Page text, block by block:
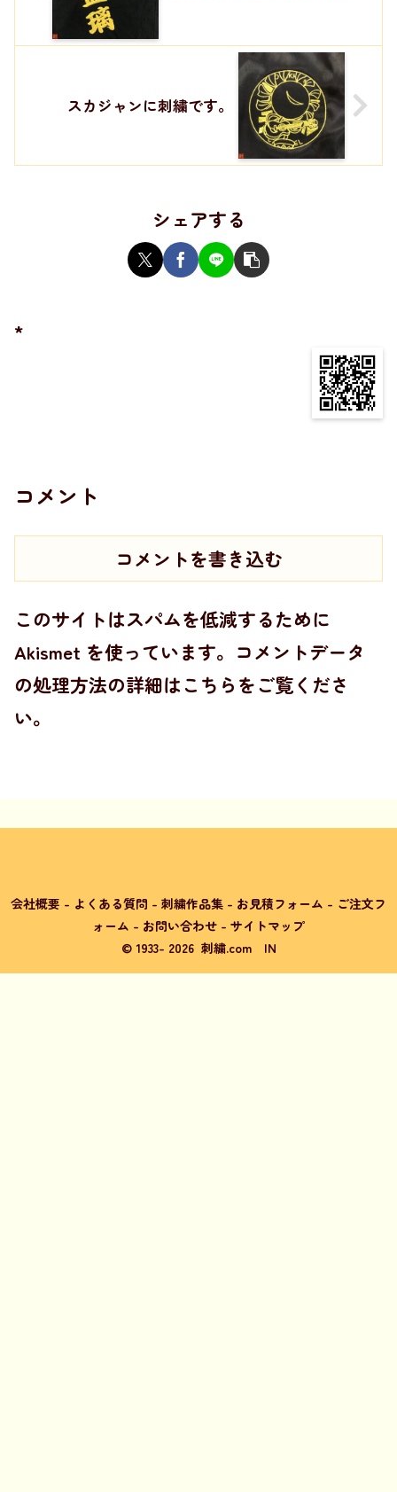
スカジャンに刺繍です。
シェアする
*
コメント
コメントを書き込む
このサイトはスパムを低減するために
Akismet を使っています。 コメントデータ
の処理方法の詳細はこちらをご覧くださ
い。
会社概要 - よくある質問 - 刺繍作品集 - お見積フォーム - ご注文フ
ォーム - お問い合わせ - サイトマップ
© 1933- 2026 刺繍.com IN